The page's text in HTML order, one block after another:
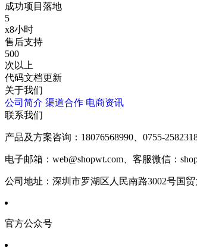
成功项目落地
5
x8小时
售后支持
500
次以上
代码文档更新
关于我们
公司简介 渠道合作 电商资讯
联系我们
产品及方案咨询： 18076568990、0755-
电子邮箱： web@shopwt.com、客服微信：
公司地址： 深圳市罗湖区人民南路3002号国
官方公众号